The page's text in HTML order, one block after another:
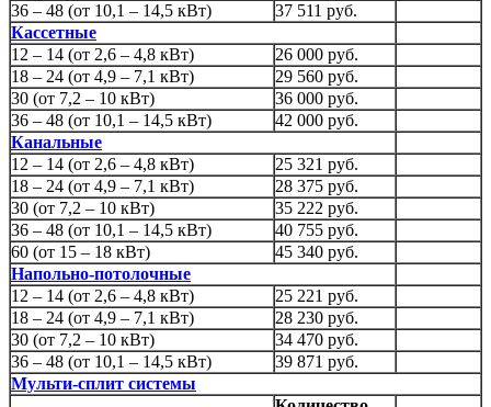
36 – 48 (от 10,1 – 14,5 кВт)
37 511 руб.
Кассетные
12 – 14 (от 2,6 – 4,8 кВт)
26 000 руб.
18 – 24 (от 4,9 – 7,1 кВт)
29 560 руб.
30 (от 7,2 – 10 кВт)
36 000 руб.
36 – 48 (от 10,1 – 14,5 кВт)
42 000 руб.
Канальные
12 – 14 (от 2,6 – 4,8 кВт)
25 321 руб.
18 – 24 (от 4,9 – 7,1 кВт)
28 375 руб.
30 (от 7,2 – 10 кВт)
35 222 руб.
36 – 48 (от 10,1 – 14,5 кВт)
40 755 руб.
60 (от 15 – 18 кВт)
45 340 руб.
Напольно-потолочные
12 – 14 (от 2,6 – 4,8 кВт)
25 221 руб.
18 – 24 (от 4,9 – 7,1 кВт)
28 230 руб.
30 (от 7,2 – 10 кВт)
34 470 руб.
36 – 48 (от 10,1 – 14,5 кВт)
39 871 руб.
Мульти-сплит системы